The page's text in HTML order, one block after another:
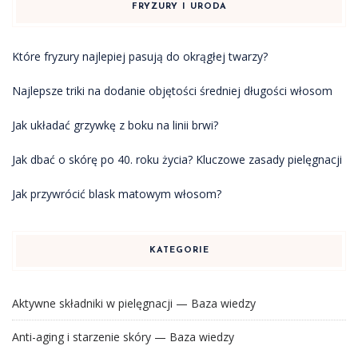
FRYZURY I URODA
Które fryzury najlepiej pasują do okrągłej twarzy?
Najlepsze triki na dodanie objętości średniej długości włosom
Jak układać grzywkę z boku na linii brwi?
Jak dbać o skórę po 40. roku życia? Kluczowe zasady pielęgnacji
Jak przywrócić blask matowym włosom?
KATEGORIE
Aktywne składniki w pielęgnacji — Baza wiedzy
Anti-aging i starzenie skóry — Baza wiedzy